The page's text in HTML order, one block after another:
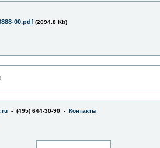
00.pdf (2094.8 Kb)
- (495) 644-30-90 - Контакты